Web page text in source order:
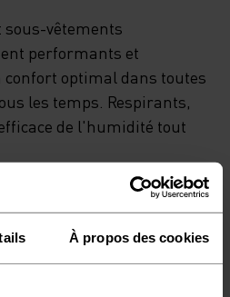
À propos des cookies
sous-vêtements
performants et
optimal dans toutes
les temps. Respirants,
de l'humidité tout
IDÉAL MAXIMUM